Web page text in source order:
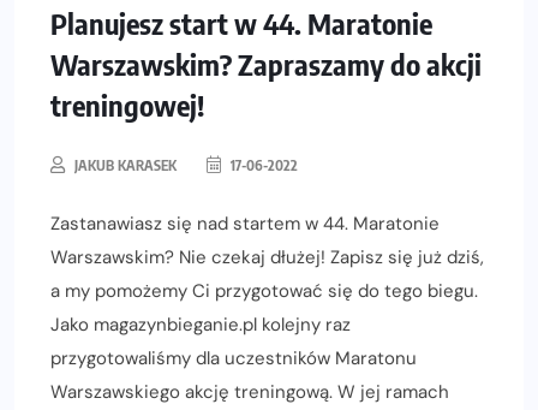
Planujesz start w 44. Maratonie
Warszawskim? Zapraszamy do akcji
treningowej!
JAKUB KARASEK 17-06-2022
Zastanawiasz się nad startem w 44. Maratonie
Warszawskim? Nie czekaj dłużej! Zapisz się już dziś,
a my pomożemy Ci przygotować się do tego biegu.
Jako magazynbieganie.pl kolejny raz
przygotowaliśmy dla uczestników Maratonu
Warszawskiego akcję treningową. W jej ramach